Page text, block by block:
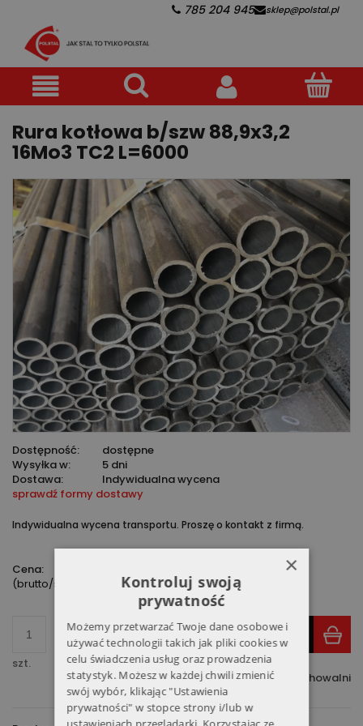
785 204 945 sklep@polstal.pl
Rura kotłowa b/szw 88,9x3,2
16Mo3 TC2 L=6000
Dostępność:
dostępne
Wysyłka w:
5 dni
Dostawa:
Indywidualna wycena
sprawdź formy dostawy
Indywidualna wycena transportu. Proszę o kontakt z firmą.
Cena:
(brutto/sztuka)
szt.
DO KOSZYKA
dodaj do przechowalni
×
Kontroluj swoją
prywatność
Możemy przetwarzać Twoje dane osobowe i
używać technologii takich jak pliki cookies w
celu świadczenia usług oraz prowadzenia
statystyk. Możesz w każdej chwili zmienić
swój wybór, klikając "Ustawienia
prywatności" w stopce strony i/lub w